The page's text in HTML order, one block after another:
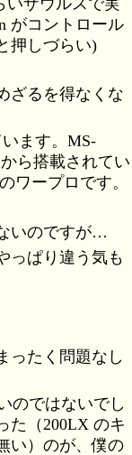
がコントロール
押しづらい)
ざるを得なくな
ます。MS-
ら搭載されてい
ワープロです。
いのですが…
っぱり違う気も
ったく問題なし
のではないでし
た（200LX のキ
い）のが、僕の